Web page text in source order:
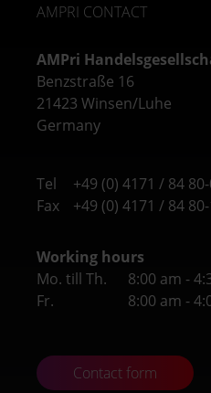
AMPRI CONTACT
AMPri
Benzstraße 16
21423 Winsen/Luhe
Germany
Tel
+49 (0) 4171 / 84
Fax
+49 (0) 4171 / 84
Working hours
Mo. till Th.
8:00 am -
Fr.
8:00 am -
Contact form